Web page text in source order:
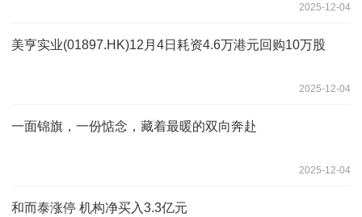
2025-12-04
美亨实业(01897.HK)12月4日耗资4.6万港元回购10万股
2025-12-04
一面锦旗，一份惦念，藏着最暖的双向奔赴
2025-12-04
和而泰涨停 机构净买入3.3亿元